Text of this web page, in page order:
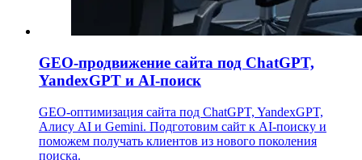
GEO-продвижение сайта под ChatGPT,
YandexGPT и AI-поиск
GEO-оптимизация сайта под ChatGPT, YandexGPT,
Алису AI и Gemini. Подготовим сайт к AI-поиску и
поможем получать клиентов из нового поколения
поиска.